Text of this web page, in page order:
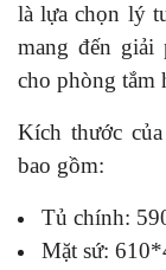
là lựa chọn lý
mang đến giải
cho phòng tắm
Kích thước
bao gồm:
Tủ chính:
Mặt sứ: